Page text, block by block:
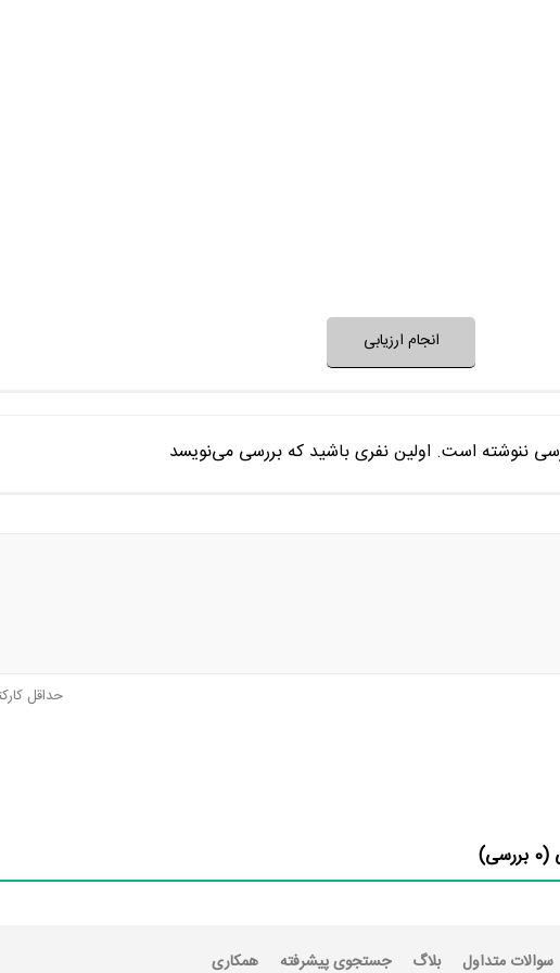
انجام ارزیابی
ننوشته است. اولین نفری باشید که بررسی می‌نویسد
حداقل
(
0 بررسی)
سوالات متداول بلاگ جستجوی پیشرفته همکاری